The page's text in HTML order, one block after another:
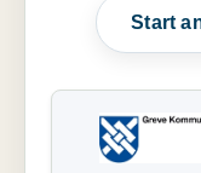
Start